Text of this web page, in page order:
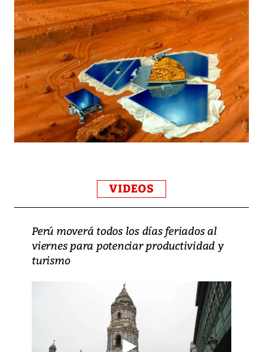
VIDEOS
Perú moverá todos los días feriados al
viernes para potenciar productividad y
turismo